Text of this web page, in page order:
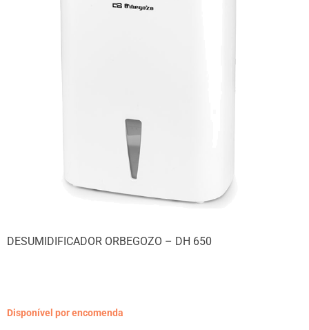
DESUMIDIFICADOR ORBEGOZO – DH 650
Disponível por encomenda